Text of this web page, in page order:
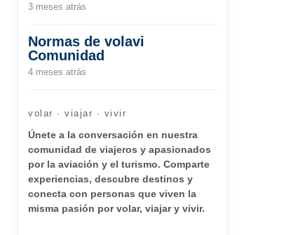
3 meses atrás
Normas de volavi
Comunidad
4 meses atrás
volar · viajar · vivir
Únete a la conversación en nuestra
comunidad de viajeros y apasionados
por la aviación y el turismo. Comparte
experiencias, descubre destinos y
conecta con personas que viven la
misma pasión por volar, viajar y vivir.